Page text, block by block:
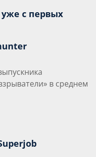
уже с первых
в среднем